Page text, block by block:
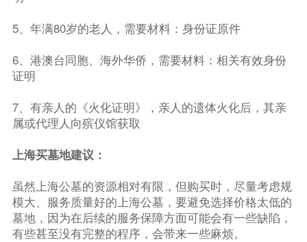
5、年满80岁的老人，需要材料：身份证原件
6、港澳台同胞、海外华侨，需要材料：相关有效身份
证明
7、有亲人的《火化证明》，亲人的遗体火化后，其亲
属或代理人向殡仪馆获取
上海买墓地建议：
虽然上海公墓的资源相对有限，但购买时，尽量考虑规
模大、服务质量好的上海公墓，要避免选择价格太低的
墓地，因为在后续的服务保障方面可能会有一些缺陷，
有些甚至没有完整的程序，会带来一些麻烦。